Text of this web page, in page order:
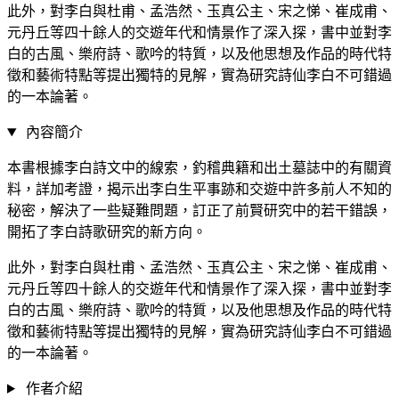
此外，對李白與杜甫、孟浩然、玉真公主、宋之悌、崔成甫、
元丹丘等四十餘人的交遊年代和情景作了深入探，書中並對李
白的古風、樂府詩、歌吟的特質，以及他思想及作品的時代特
徵和藝術特點等提出獨特的見解，實為研究詩仙李白不可錯過
的一本論著。
內容簡介
本書根據李白詩文中的線索，釣稽典籍和出土墓誌中的有關資
料，詳加考證，揭示出李白生平事跡和交遊中許多前人不知的
秘密，解決了一些疑難問題，訂正了前賢研究中的若干錯誤，
開拓了李白詩歌研究的新方向。
此外，對李白與杜甫、孟浩然、玉真公主、宋之悌、崔成甫、
元丹丘等四十餘人的交遊年代和情景作了深入探，書中並對李
白的古風、樂府詩、歌吟的特質，以及他思想及作品的時代特
徵和藝術特點等提出獨特的見解，實為研究詩仙李白不可錯過
的一本論著。
作者介紹